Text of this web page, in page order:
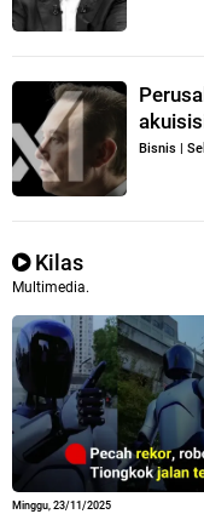
Bisnis |
Kilas
Multimedia.
Minggu, 23/11/2025